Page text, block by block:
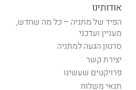
אודותינו
הפיד של מתניה – כל מה שחדש,
מעניין ועדכני
סרטון הגעה למתניה
יצירת קשר
פרויקטים שעשינו
תנאי משלוח